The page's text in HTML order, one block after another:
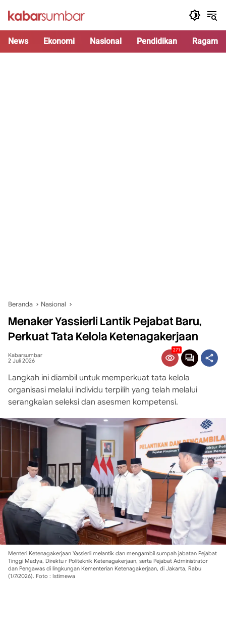
News Ekonomi Nasional Pendidikan Ragam
Beranda Nasional
Menaker Yassierli Lantik Pejabat Baru,
Perkuat Tata Kelola Ketenagakerjaan
Kabarsumbar
2 Juli 2026
271
Langkah ini diambil untuk memperkuat tata kelola
organisasi melalui individu terpilih yang telah melalui
serangkaian seleksi dan asesmen kompetensi.
Menteri Ketenagakerjaan Yassierli melantik dan mengambil sumpah jabatan Pejabat
Tinggi Madya, Direktu r Politeknik Ketenagakerjaan, serta Pejabat Administrator
dan Pengawas di lingkungan Kementerian Ketenagakerjaan, di Jakarta, Rabu
(1/7/2026). Foto : Istimewa